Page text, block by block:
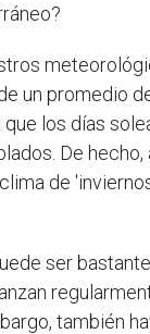
un promedio
los días
De
de
ser
también